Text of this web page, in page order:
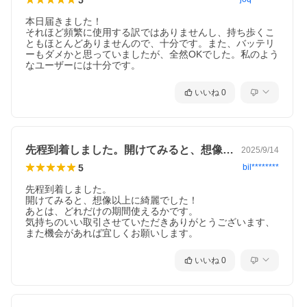
本日届きました！
それほど頻繁に使用する訳ではありませんし、持ち歩くこ
ともほとんどありませんので、十分です。また、バッテリ
ーもダメかと思っていましたが、全然OKでした。私のよう
なユーザーには十分です。
いいね 0
先程到着しました。開けてみると、想像以… 2025/9/14
5 bil********
先程到着しました。
開けてみると、想像以上に綺麗でした！
あとは、どれだけの期間使えるかです。
気持ちのいい取引させていただきありがとうございます、
また機会があれば宜しくお願いします。
いいね 0